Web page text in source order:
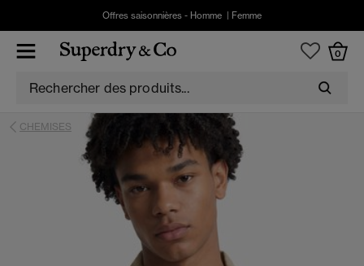
Offres saisonnières - Homme Femme
0
CHEMISES